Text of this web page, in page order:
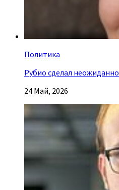
Политика
Рубио сделал
24 Май, 2026